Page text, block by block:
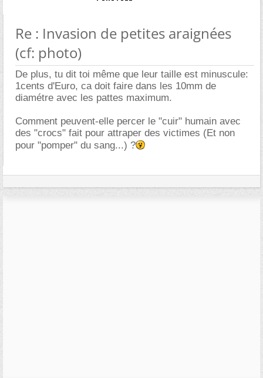
Re : Invasion de petites araignées
(cf: photo)
De plus, tu dit toi même que leur taille est minuscule:
1cents d'Euro, ca doit faire dans les 10mm de
diamétre avec les pattes maximum.
Comment peuvent-elle percer le "cuir" humain avec
des "crocs" fait pour attraper des victimes (Et non
pour "pomper" du sang...) ?